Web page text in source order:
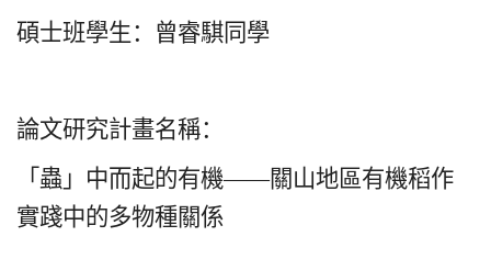
碩士班學生：曾睿騏同學
論文研究計畫名稱：
「蟲」中而起的有機——關山地區有機稻作
實踐中的多物種關係